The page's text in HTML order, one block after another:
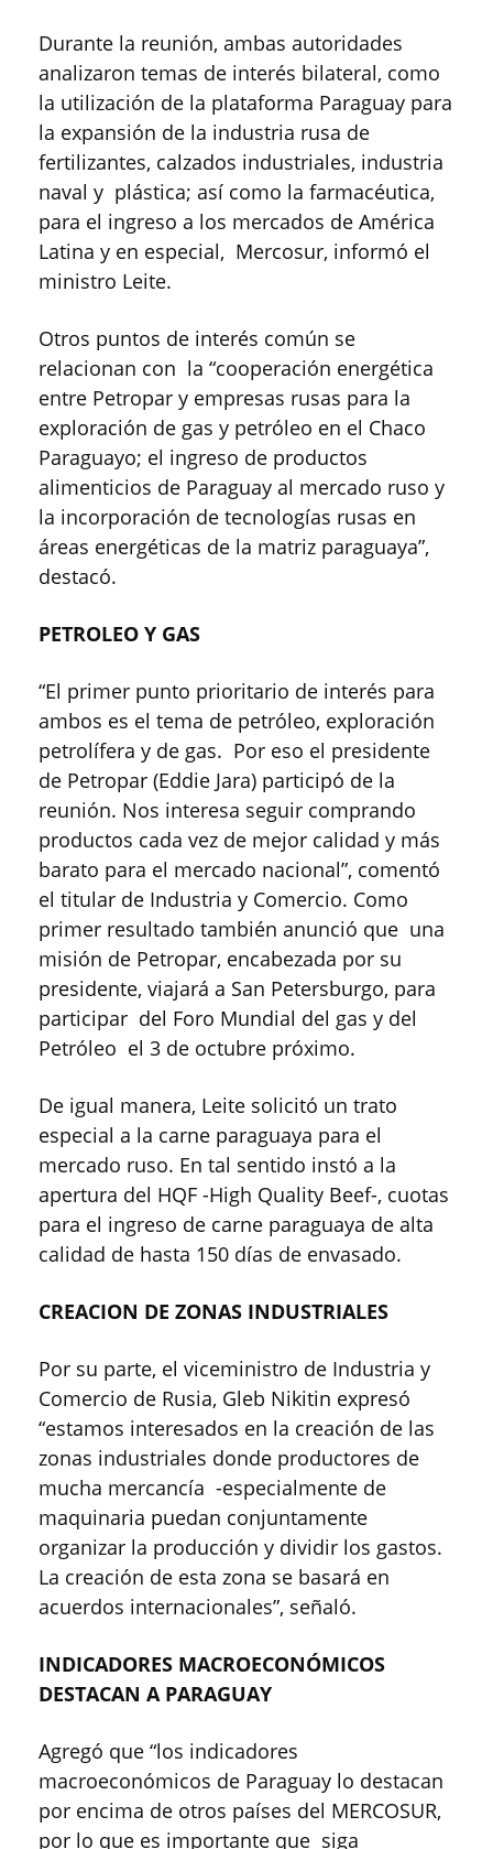
Durante la reunión, ambas autoridades
analizaron temas de interés bilateral, como
la utilización de la plataforma Paraguay para
la expansión de la industria rusa de
fertilizantes, calzados industriales, industria
naval y plástica; así como la farmacéutica,
para el ingreso a los mercados de América
Latina y en especial, Mercosur, informó el
ministro Leite.
Otros puntos de interés común se
relacionan con la “cooperación energética
entre Petropar y empresas rusas para la
exploración de gas y petróleo en el Chaco
Paraguayo; el ingreso de productos
alimenticios de Paraguay al mercado ruso y
la incorporación de tecnologías rusas en
áreas energéticas de la matriz paraguaya”,
destacó.
PETROLEO Y GAS
“El primer punto prioritario de interés para
ambos es el tema de petróleo, exploración
petrolífera y de gas. Por eso el presidente
de Petropar (Eddie Jara) participó de la
reunión. Nos interesa seguir comprando
productos cada vez de mejor calidad y más
barato para el mercado nacional”, comentó
el titular de Industria y Comercio. Como
primer resultado también anunció que una
misión de Petropar, encabezada por su
presidente, viajará a San Petersburgo, para
participar del Foro Mundial del gas y del
Petróleo el 3 de octubre próximo.
De igual manera, Leite solicitó un trato
especial a la carne paraguaya para el
mercado ruso. En tal sentido instó a la
apertura del HQF -High Quality Beef-, cuotas
para el ingreso de carne paraguaya de alta
calidad de hasta 150 días de envasado.
CREACION DE ZONAS INDUSTRIALES
Por su parte, el viceministro de Industria y
Comercio de Rusia, Gleb Nikitin expresó
“estamos interesados en la creación de las
zonas industriales donde productores de
mucha mercancía -especialmente de
maquinaria puedan conjuntamente
organizar la producción y dividir los gastos.
La creación de esta zona se basará en
acuerdos internacionales”, señaló.
INDICADORES MACROECONÓMICOS
DESTACAN A PARAGUAY
Agregó que “los indicadores
macroeconómicos de Paraguay lo destacan
por encima de otros países del MERCOSUR,
por lo que es importante que siga